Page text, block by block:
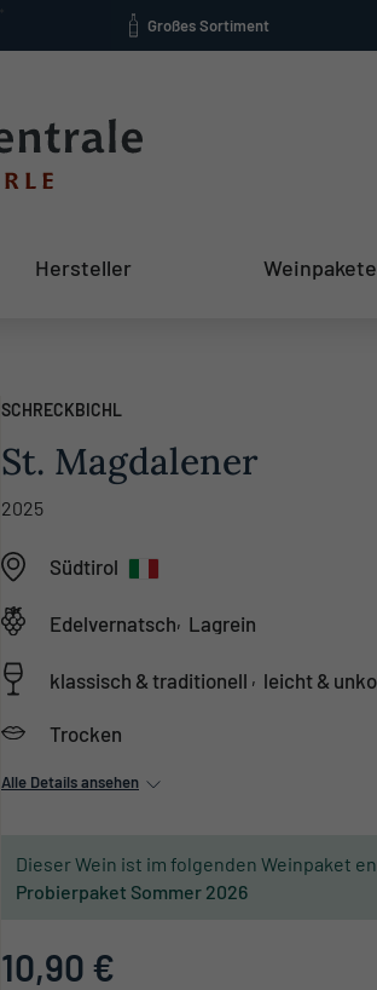
Großes Sortiment
Hersteller Weinpakete
SCHRECKBICHL
St. Magdalener
2025
Südtirol
Edelvernatsch, Lagrein
klassisch & traditionell , leicht &
Trocken
Alle Details ansehen
Dieser Wein ist im folgenden Weinpaket
Probierpaket Sommer 2026
10,90 €